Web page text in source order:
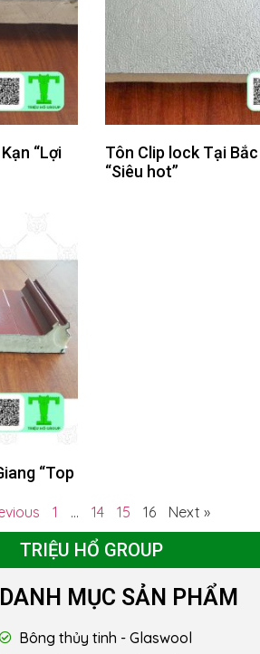
“Lợi
Tôn Clip lock Tại
“Siêu hot”
“Top
1 … 14 15 16 Next »
TRIỆU HỔ GROUP
DANH MỤC SẢN PHẨM
Bông thủy tinh - Glaswool